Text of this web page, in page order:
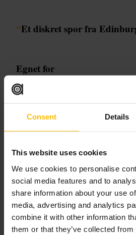
Consent Details
This website uses cookies
We use cookies to personalise
social media features and to
share information about your use
media, advertising and analytics
combine it with other information
them or that they’ve collected
“Et diskret spor fra
Egnet for
#
Hva du kan forvente
grenser og fortellinger. Stedet krever lite tid,
supplement til andre historiske stopp i
Planlegg ditt besøk
Ta det som et kort tillegg på en gåtur i
og ta med et kamera for nærbilder.